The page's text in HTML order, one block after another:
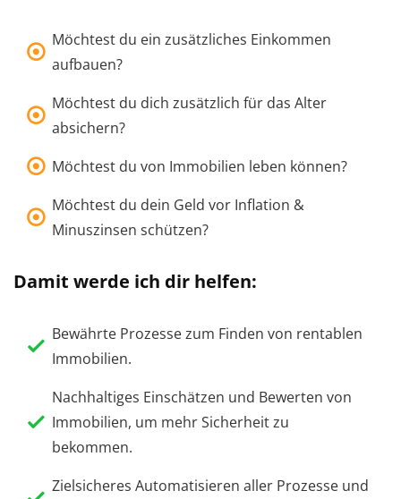
Möchtest du ein zusätzliches Einkommen
aufbauen?
Möchtest du dich zusätzlich für das Alter
absichern?
Möchtest du von Immobilien leben können?
Möchtest du dein Geld vor Inflation &
Minuszinsen schützen?
Damit werde ich dir helfen:
Bewährte Prozesse zum Finden von rentablen
Immobilien.
Nachhaltiges Einschätzen und Bewerten von
Immobilien, um mehr Sicherheit zu
bekommen.
Zielsicheres Automatisieren aller Prozesse und